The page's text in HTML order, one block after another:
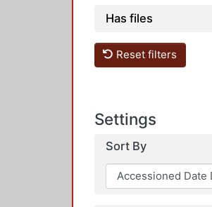
Has files
Reset filters
Settings
Sort By